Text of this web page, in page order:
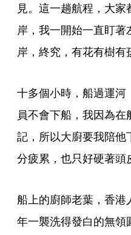
見。這一趟航程，大
岸，我一開始一直盯
岸，終究，有花有樹有
十多個小時，船過運
員不會下船，我因為
記，所以大廚要我陪
分疲累，也只好硬著頭
船上的廚師老葉，香
年一襲洗得發白的無